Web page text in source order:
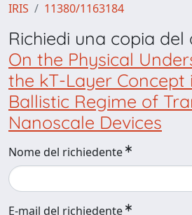
IRIS 11380/1163184
Richiedi una copia
On the Physical
the kT-Layer Concept
Ballistic Regime of
Nanoscale Devices
Nome del richiedente
E-mail del richiedente